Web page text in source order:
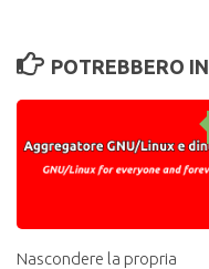
POTREBBERO
Nascondere la propria